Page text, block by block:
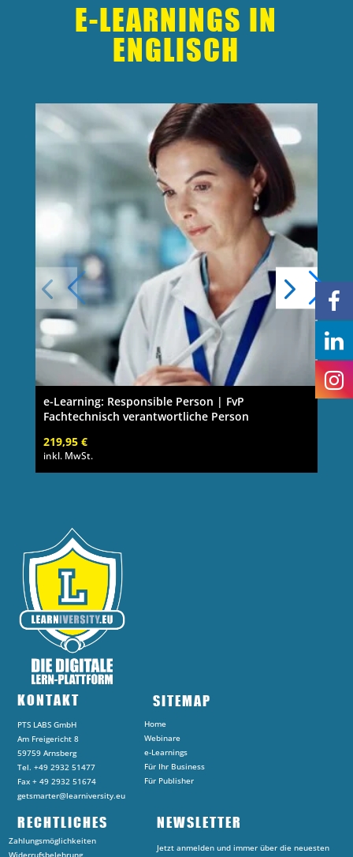
E-LEARNINGS IN
ENGLISCH
e-Learning: Responsible Person | FvP
Fachtechnisch verantwortliche Person
219,95 €
inkl. MwSt.
KONTAKT
PTS LABS GmbH
Am Freigericht 8
59759 Arnsberg
Tel. +49 2932 51477
Fax + 49 2932 51674
getsmarter@learniversity.eu
SITEMAP
Home
Webinare
e-Learnings
Für Ihr Business
Für Publisher
RECHTLICHES
Zahlungsmöglichkeiten
Widerrufsbelehrung
NEWSLETTER
Jetzt anmelden und immer über die neuesten